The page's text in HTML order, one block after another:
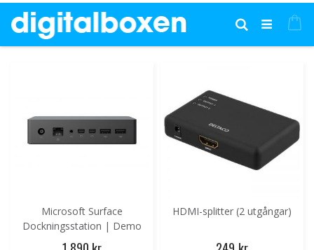
till
innehållet
Sök
Microsoft Surface
Dockningsstation | Demo
HDMI-splitter (2 utgångar)